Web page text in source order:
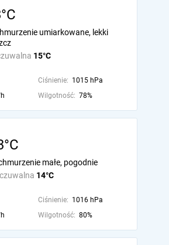
15°C
umiarkowane, lekki
Ciśnienie: 1015 hPa
Wilgotność: 78%
14°C
małe, pogodnie
Ciśnienie: 1016 hPa
Wilgotność: 80%